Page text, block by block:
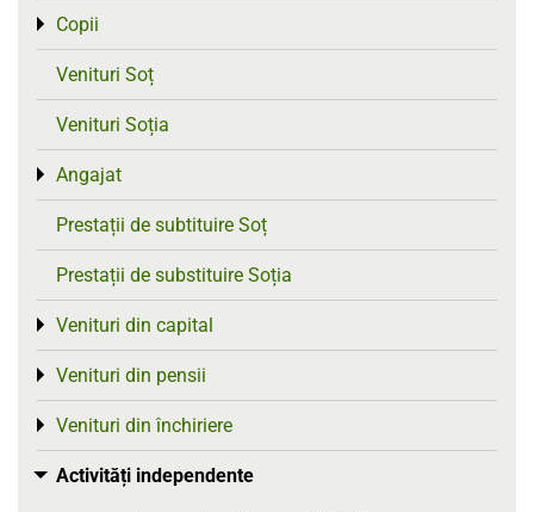
Copii
Toggle menu
Venituri Soț
Venituri Soția
Angajat
Toggle menu
Prestații de subtituire Soț
Prestații de substituire Soția
Venituri din capital
Toggle menu
Venituri din pensii
Toggle menu
Venituri din închiriere
Toggle menu
Activități independente
Toggle menu